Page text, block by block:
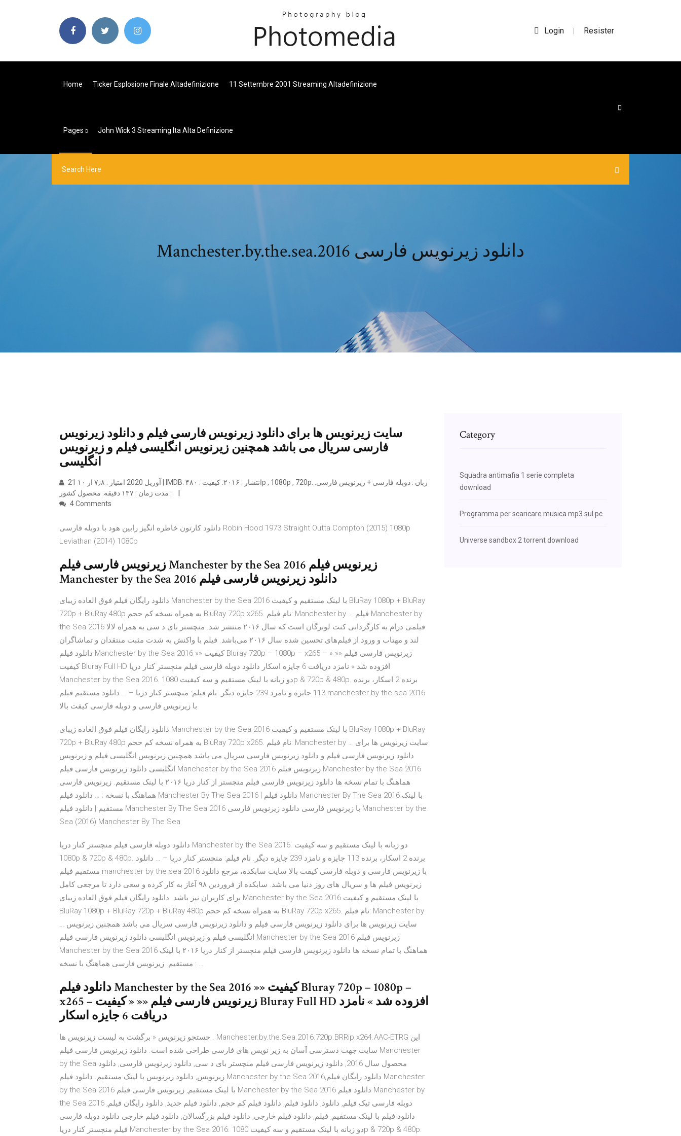
Login | Resister
Home Ticker Esplosione Finale Altadefinizione 11 Settembre 2001 Streaming Altadefinizione
Pages John Wick 3 Streaming Ita Alta Definizione
Manchester.by.the.sea.2016 دانلود زیرنویس فارسی
سایت زیرنویس ها برای دانلود زیرنویس فارسی فیلم و دانلود زیرنویس
فارسی سریال می باشد همچنین زیرنویس انگلیسی فیلم و زیرنویس
انگلیسی
21 آوريل 2020 امتیاز : ۷٫۸ از ۱۰ | IMDB. انتشار : ۲۰۱۶. کیفیت : ۴۸۰p , 1080p , 720p. زبان : دوبله فارسی + زیرنویس فارسی.
مدت زمان : ۱۳۷ دقیقه. محصول کشور :
4 Comments
دانلود کارتون خاطره انگیز رابین هود با دوبله فارسی Robin Hood 1973 Straight Outta Compton (2015) 1080p
Leviathan (2014) 1080p
زیرنویس فارسی فیلم Manchester by the Sea 2016 زیرنویس فیلم
Manchester by the Sea 2016 دانلود زیرنویس فارسی فیلم
دانلود رایگان فیلم فوق العاده زیبای Manchester by the Sea 2016 با لینک مستقیم و کیفیت BluRay 1080p + BluRay
720p + BluRay 480p به همراه نسخه کم حجم BluRay 720p x265. نام فیلم: Manchester by … فیلم Manchester by
the Sea 2016 فیلمی درام به کارگردانی کنت لونرگان است که سال ۲۰۱۶ منتشر شد. منچستر بای د سی به همراه لالا
لند و مهتاب و ورود از فیلم‌های تحسین شده سال ۲۰۱۶ می‌باشد. فیلم با واکنش به شدت مثبت منتقدان و تماشاگران
دانلود فیلم Manchester by the Sea 2016 »» کیفیت Bluray 720p – 1080p – x265 – زیرنویس فارسی فیلم «« «
کیفیت Bluray Full HD افزوده شد » نامزد دریافت 6 جایزه اسکار دانلود دوبله فارسی فیلم منچستر کنار دریا
Manchester by the Sea 2016. دو زبانه با لینک مستقیم و سه کیفیت 1080p & 720p & 480p. برنده 2 اسکار، برنده
113 جایزه و نامزد 239 جایزه دیگر. نام فیلم: منچستر کنار دریا – … دانلود مستقیم فیلم manchester by the sea 2016
با زیرنویس فارسی و دوبله فارسی کیفت بالا
دانلود رایگان فیلم فوق العاده زیبای Manchester by the Sea 2016 با لینک مستقیم و کیفیت BluRay 1080p + BluRay
720p + BluRay 480p به همراه نسخه کم حجم BluRay 720p x265. نام فیلم: Manchester by … سایت زیرنویس ها برای
دانلود زیرنویس فارسی فیلم و دانلود زیرنویس فارسی سریال می باشد همچنین زیرنویس انگلیسی فیلم و زیرنویس
انگلیسی دانلود زیرنویس فارسی فیلم Manchester by the Sea 2016 زیرنویس فیلم Manchester by the Sea 2016
هماهنگ با تمام نسخه ها دانلود زیرنویس فارسی فیلم منچستر از کنار دریا ۲۰۱۶ با لینک مستقیم. زیرنویس فارسی
هماهنگ با نسخه : … دانلود فیلم Manchester By The Sea 2016 | دانلود فیلم Manchester By The Sea 2016 با لینک
مستقیم | دانلود فیلم Manchester By The Sea 2016 با زیرنویس فارسی دانلود زیرنویس فارسی Manchester by the
Sea (2016) Manchester By The Sea
دانلود دوبله فارسی فیلم منچستر کنار دریا Manchester by the Sea 2016. دو زبانه با لینک مستقیم و سه کیفیت
1080p & 720p & 480p. برنده 2 اسکار، برنده 113 جایزه و نامزد 239 جایزه دیگر. نام فیلم: منچستر کنار دریا – … دانلود
مستقیم فیلم manchester by the sea 2016 با زیرنویس فارسی و دوبله فارسی کیفت بالا سایت سابکده، مرجع دانلود
زیرنویس فیلم ها و سریال های روز دنیا می باشد. سابکده از فروردین ۹۸ آغاز به کار کرده و سعی دارد تا مرجعی کامل
برای کاربران نیز باشد. دانلود رایگان فیلم فوق العاده زیبای Manchester by the Sea 2016 با لینک مستقیم و کیفیت
BluRay 1080p + BluRay 720p + BluRay 480p به همراه نسخه کم حجم BluRay 720p x265. نام فیلم: Manchester by
… سایت زیرنویس ها برای دانلود زیرنویس فارسی فیلم و دانلود زیرنویس فارسی سریال می باشد همچنین زیرنویس
انگلیسی فیلم و زیرنویس انگلیسی دانلود زیرنویس فارسی فیلم Manchester by the Sea 2016 زیرنویس فیلم
Manchester by the Sea 2016 هماهنگ با تمام نسخه ها دانلود زیرنویس فارسی فیلم منچستر از کنار دریا ۲۰۱۶ با لینک
مستقیم. زیرنویس فارسی هماهنگ با نسخه : …
دانلود فیلم Manchester by the Sea 2016 »» کیفیت Bluray 720p – 1080p –
x265 – زیرنویس فارسی فیلم «« « کیفیت Bluray Full HD افزوده شد » نامزد
دریافت 6 جایزه اسکار
جستجو زیرنویس « برگشت به لیست زیرنویس ها . Manchester.by.the.Sea.2016.720p.BRRip.x264.AAC-ETRG این
سایت جهت دسترسی آسان به زیر نویس های فارسی طراحی شده است. دانلود زیرنویس فارسی فیلم Manchester
by the Sea محصول سال 2016, دانلود زیرنویس فارسی فیلم منچستر بای د سی, دانلود زیرنویس فارسی, دانلود
زیرنویس, دانلود زیرنویس با لینک مستقیم. دانلود فیلم Manchester by the Sea 2016,دانلود رایگان فیلم Manchester
by the Sea 2016 با لینک مستقیم, زیرنویس فارسی فیلم Manchester by the Sea 2016 دانلود فیلم Manchester by
the Sea 2016 دوبله فارسی تیک فیلم, دانلود, دانلود فیلم, دانلود فیلم کم حجم, دانلود فیلم جدید, دانلود رایگان فیلم,
دانلود فیلم با لینک مستقیم, فیلم, دانلود فیلم خارجی, دانلود فیلم بزرگسالان, دانلود فیلم خارجی دانلود دوبله فارسی
فیلم منچستر کنار دریا Manchester by the Sea 2016. دو زبانه با لینک مستقیم و سه کیفیت 1080p & 720p & 480p.
Category
Squadra antimafia 1 serie completa
download
Programma per scaricare musica mp3 sul pc
Universe sandbox 2 torrent download